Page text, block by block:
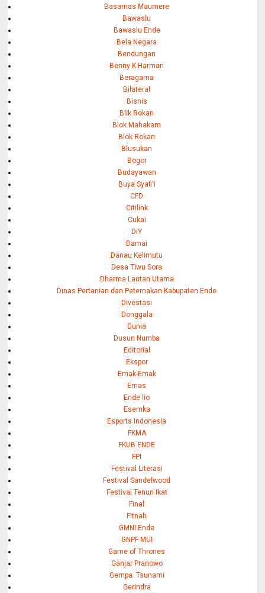
Basarnas Maumere
Bawaslu
Bawaslu Ende
Bela Negara
Bendungan
Benny K Harman
Beragama
Bilateral
Bisnis
Blik Rokan
Blok Mahakam
Blok Rokan
Blusukan
Bogor
Budayawan
Buya Syafi'i
CFD
Citilink
Cukai
DIY
Damai
Danau Kelimutu
Desa Tiwu Sora
Dharma Lautan Utama
Dinas Pertanian dan Peternakan Kabupaten Ende
Divestasi
Donggala
Dunia
Dusun Numba
Editorial
Ekspor
Emak-Emak
Emas
Ende lio
Esemka
Esports Indonesia
FKMA
FKUB ENDE
FPI
Festival Literasi
Festival Sandelwood
Festival Tenun Ikat
Final
Fitnah
GMNI Ende
GNPF MUI
Game of Thrones
Ganjar Pranowo
Gempa. Tsunami
Gerindra